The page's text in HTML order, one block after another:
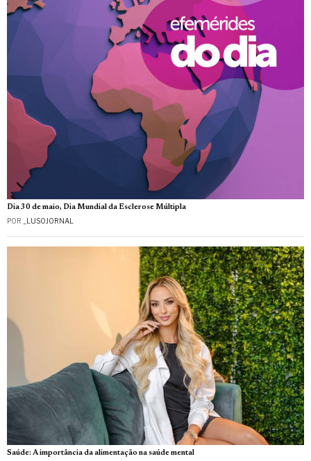
Dia 30 de maio, Dia Mundial da Esclerose Múltipla
POR _LUSOJORNAL
Saúde: A importância da alimentação na saúde mental